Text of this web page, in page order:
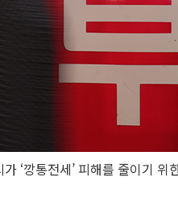
가 ‘깡통전세’ 피해를 줄이기